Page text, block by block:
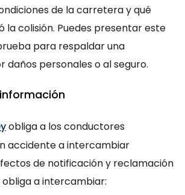
de la carretera y qué
la colisión. Puedes presentar este
para respaldar una
daños personales o al seguro.
obliga a los conductores
accidente a intercambiar
de notificación y reclamación
obliga a intercambiar: